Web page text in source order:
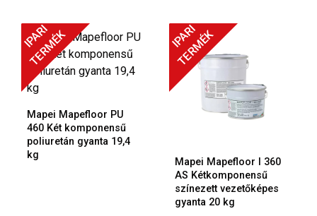
IPARI
TERMÉK
Mapei Mapefloor PU
460 Két komponensű
poliuretán gyanta 19,4
kg
IPARI
TERMÉK
Mapei Mapefloor I 360
AS Kétkomponensű
színezett vezetőképes
gyanta 20 kg